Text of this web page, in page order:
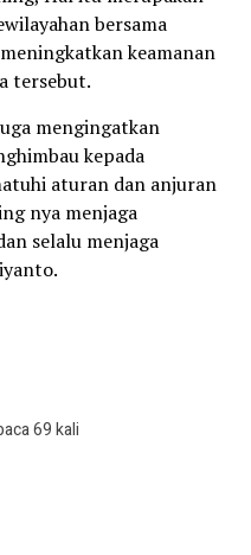
bersama
keamanan
tersebut.
mengingatkan
kepada
aturan dan anjuran
nya menjaga
selalu menjaga
69 kali